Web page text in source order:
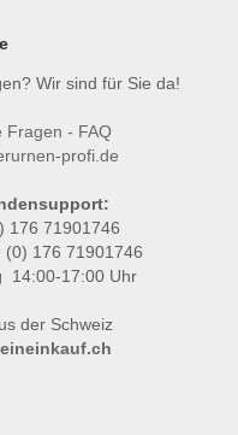
Wir sind für Sie da!
Fragen - FAQ
profi.de
176 71901746
(0) 176 71901746
14:00-17:00 Uhr
der Schweiz